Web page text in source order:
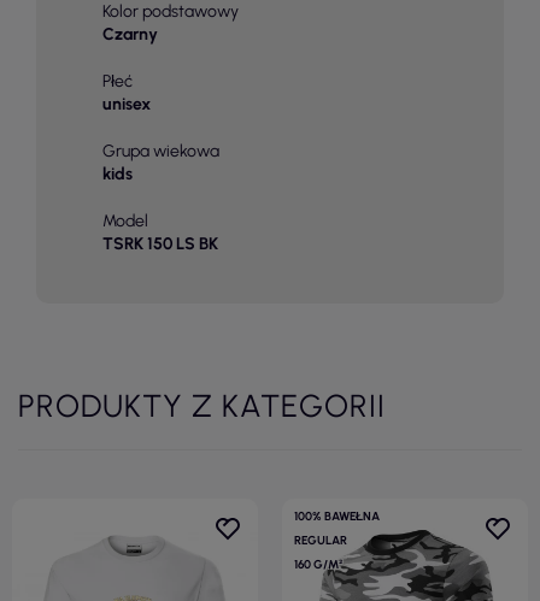
Kolor podstawowy
Czarny
Płeć
unisex
Grupa wiekowa
kids
Model
TSRK 150 LS BK
PRODUKTY Z KATEGORII
100% BAWEŁNA
REGULAR
160 G/M²